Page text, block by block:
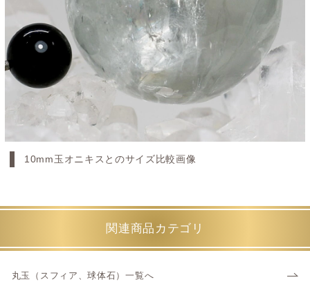
10mm玉オニキスとのサイズ比較画像
関連商品カテゴリ
丸玉（スフィア、球体石）一覧へ